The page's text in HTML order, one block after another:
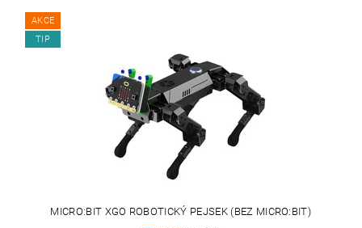
AKCE
TIP
MICRO:BIT XGO ROBOTICKÝ PEJSEK (BEZ MICRO:BIT)